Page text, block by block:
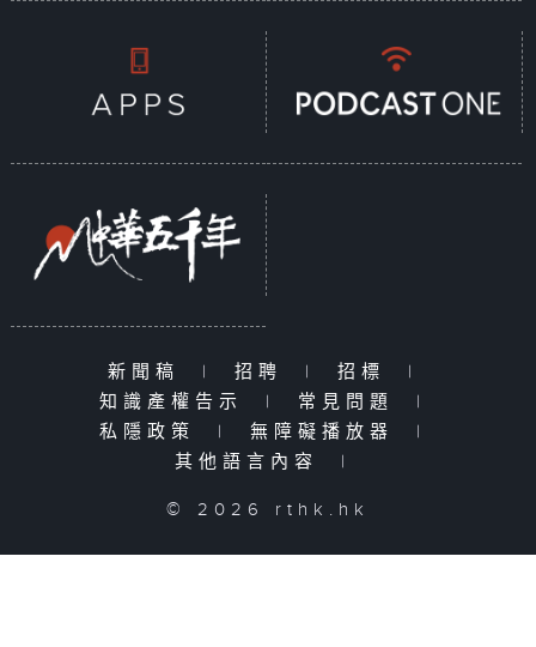
新聞稿 | 招聘 | 招標
|
知識產權告示
| 常見問題
|
私隱政策
| 無障礙播放器
|
其他語言內容
|
© 2026 rthk.hk